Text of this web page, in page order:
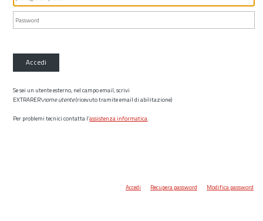
Accedi
Se sei un utente esterno, nel campo email, scrivi
EXTRARER\nome utente(ricevuto tramite email di abilitazione)
Per problemi tecnici contatta l’assistenza informatica.
Accedi Recupera password Modifica password